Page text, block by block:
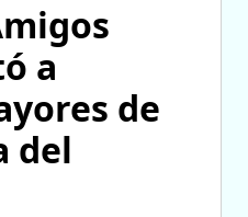
a
de
del